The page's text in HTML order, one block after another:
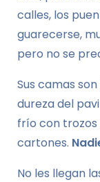
calles, los
guarecerse,
pero no se
Sus camas
dureza del
frío con trozos
cartones.
No les llegan